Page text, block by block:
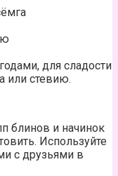
для сладости
или стевию.
блинов и начинок
Используйте
с друзьями в